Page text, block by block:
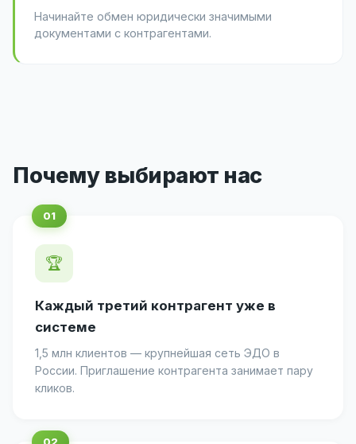
Начинайте обмен юридически значимыми
документами с контрагентами.
Почему выбирают нас
🏆
Каждый третий контрагент уже в
системе
1,5 млн клиентов — крупнейшая сеть ЭДО в
России. Приглашение контрагента занимает пару
кликов.